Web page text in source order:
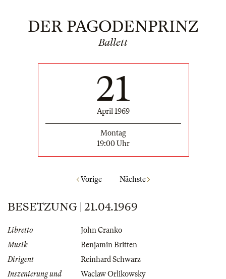
DER PAGODENPRINZ
Ballett
21
April 1969
Montag
19:00 Uhr
Vorige Nächste
BESETZUNG | 21.04.1969
Libretto
John Cranko
Musik
Benjamin Britten
Dirigent
Reinhard Schwarz
Inszenierung und
Waclaw Orlikowsky